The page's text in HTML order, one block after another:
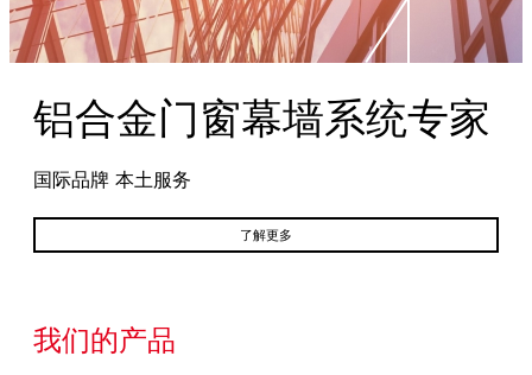
铝合金门窗幕墙系统专家
国际品牌 本土服务
了解更多
我们的产品